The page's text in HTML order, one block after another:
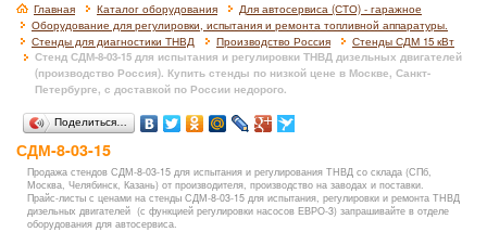
Главная Каталог оборудования
Для автосервиса (СТО) - гаражное
Оборудование для регулировки, испытания и ремонта топливной аппаратуры.
Стенды для диагностики ТНВД
Производство Россия
Стенды СДМ 15 кВт
Стенд СДМ-8-03-15 для испытания и регулировки ТНВД дизельных двигателей
(производство Россия). Купить стенды по низкой цене в Москве, Санкт-
Петербурге, с доставкой по России недорого.
Поделиться…
СДМ-8-03-15
Продажа стендов СДМ-8-03-15 для испытания и регулирования ТНВД со склада (СПб,
Москва, Челябинск, Казань) от производителя, производство на заводах и поставки.
Прайс-листы с ценами на стенды СДМ-8-03-15 для испытания, регулировки и ремонта ТНВД
дизельных двигателей (с функцией регулировки насосов ЕВРО-3) запрашивайте в отделе
оборудования для автосервиса.